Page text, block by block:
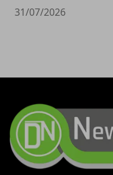
31/07/2026